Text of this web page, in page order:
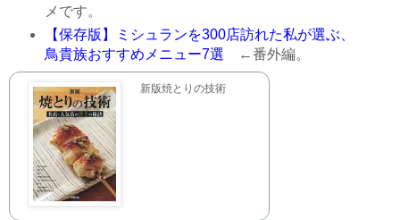
メです。
【保存版】ミシュランを300店訪れた私が選ぶ、
鳥貴族おすすめメニュー7選 ←番外編。
新版焼とりの技術